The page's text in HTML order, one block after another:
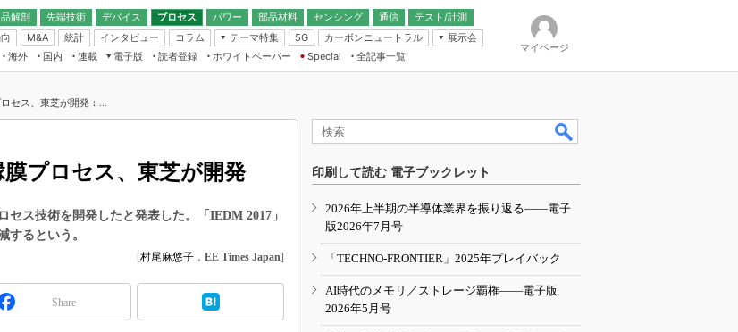
解剖
先端技術
デバイス
プロセス パワー 部品材料 センシング
通信
無線
テスト/計測
M&A 統計 インタビュー コラム
テーマ特集
フィジカルAI
読者調査（EE Times Research）
電源設計（EDN Japan）
エレクトロニクス入門（EDN
5G カーボンニュートラル
展示会
IoT・エッジコンピューティング
EXPO
TECHNO-FRONTIER
人とくるま展
海外 国内
連載
の社会人大
the
電子版
読者登録 ホワイトペーパー
Special
全記事一覧
マイページ
セス、東芝が開発：...
プロセス、東芝が開発
ス技術を開発したと発表した。「IEDM 2017」
するという。
[村尾麻悠子 ， EE Times Japan]
Share
印刷して読む 電子ブックレット
2026年上半期の半導体業界を振り返る――電子
版2026年7月号
「TECHNO-FRONTIER」2025年プレイバック
AI時代のメモリ／ストレージ覇権――電子版
2026年5月号